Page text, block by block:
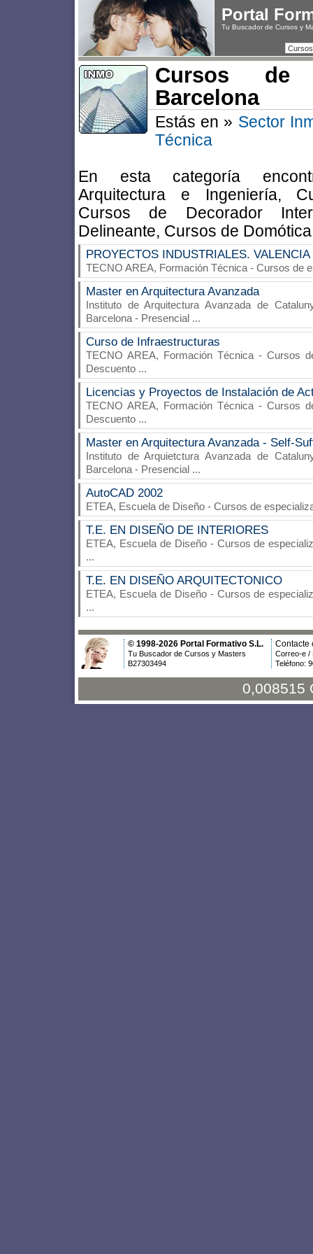
Portal
Tu Buscador de Cursos y
Cursos de
Barcelona
Estás en » Sector
Técnica
En esta categoría
Arquitectura e Ingeniería,
Cursos de Decorador
Delineante, Cursos de Domótica
PROYECTOS INDUSTRIALES. VALENCIA
TECNO AREA, Formación Técnica - Cursos de
Master en Arquitectura Avanzada
Instituto de Arquitectura Avanzada de
Barcelona - Presencial ...
Curso de Infraestructuras
TECNO AREA, Formación Técnica - Cursos
Descuento ...
Licencias y Proyectos de Instalación de
TECNO AREA, Formación Técnica - Cursos
Descuento ...
Master en Arquitectura Avanzada - Self-
Instituto de Arquietctura Avanzada de
Barcelona - Presencial ...
AutoCAD 2002
ETEA, Escuela de Diseño - Cursos de
T.E. EN DISEÑO DE INTERIORES
ETEA, Escuela de Diseño- Cursos de
...
T.E. EN DISEÑO ARQUITECTONICO
ETEA, Escuela de Diseño- Cursos de
...
© 1998-2026 Portal Formativo S.L.
Tu Buscador de Cursos y Masters
B27303494
Contacte
Correo-e /
Teléfono:
0,008515